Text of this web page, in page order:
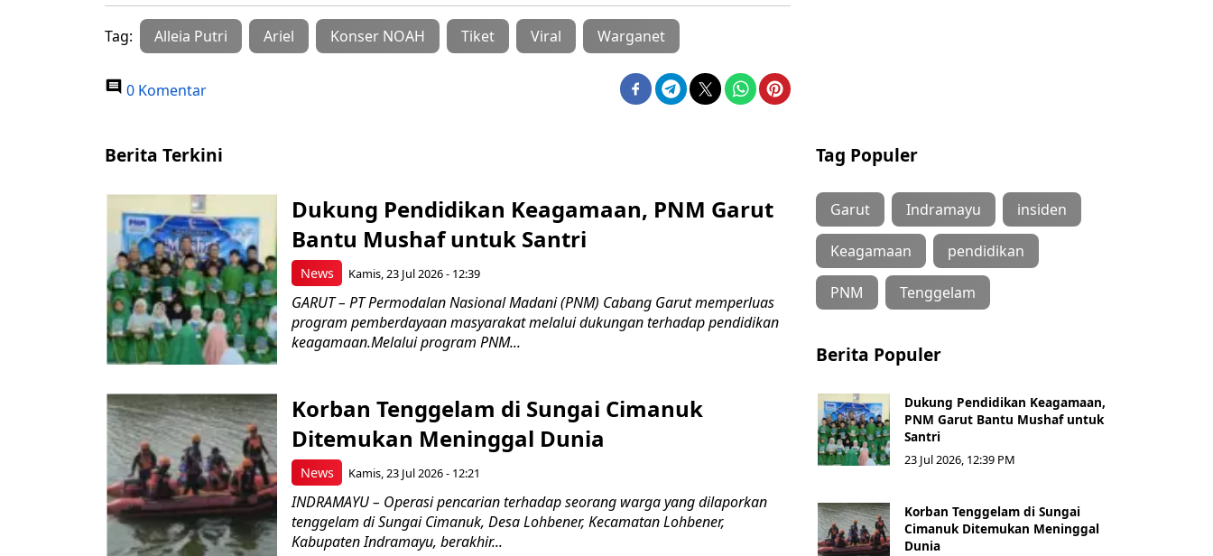
Tag: Alleia Putri Ariel Konser NOAH Tiket Viral Warganet
0 Komentar
Berita Terkini
News
Dukung Pendidikan Keagamaan, PNM Garut
Bantu Mushaf untuk Santri
Kamis, 23 Jul 2026 - 12:39
GARUT – PT Permodalan Nasional Madani (PNM) Cabang Garut memperluas
program pemberdayaan masyarakat melalui dukungan terhadap pendidikan
keagamaan.Melalui program PNM...
News
Korban Tenggelam di Sungai Cimanuk
Ditemukan Meninggal Dunia
Kamis, 23 Jul 2026 - 12:21
INDRAMAYU – Operasi pencarian terhadap seorang warga yang dilaporkan
tenggelam di Sungai Cimanuk, Desa Lohbener, Kecamatan Lohbener,
Kabupaten Indramayu, berakhir...
Tag Populer
Garut Indramayu insiden
Keagamaan pendidikan
PNM Tenggelam
Berita Populer
Dukung Pendidikan Keagamaan,
PNM Garut Bantu Mushaf untuk
Santri
23 Jul 2026, 12:39 PM
Korban Tenggelam di Sungai
Cimanuk Ditemukan Meninggal
Dunia